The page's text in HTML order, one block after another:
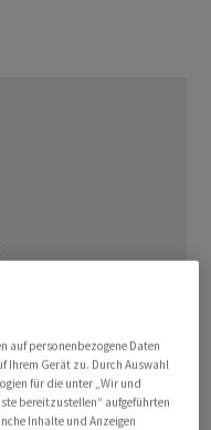
auf personenbezogene Daten
Ihrem Gerät zu. Durch Auswahl
für die unter „Wir und
bereitzustellen“ aufgeführten
Inhalte und Anzeigen